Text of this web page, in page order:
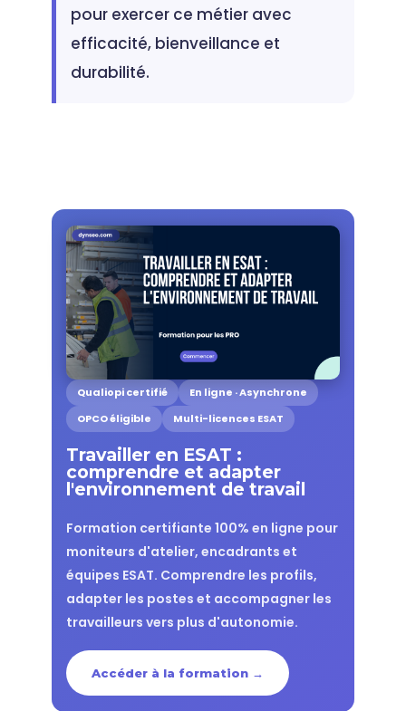
pour exercer ce métier avec
efficacité, bienveillance et
durabilité.
Qualiopi certifié
En ligne · Asynchrone
OPCO éligible
Multi-licences ESAT
Travailler en ESAT :
comprendre et adapter
l'environnement de travail
Formation certifiante 100% en ligne pour
moniteurs d'atelier, encadrants et
équipes ESAT. Comprendre les profils,
adapter les postes et accompagner les
travailleurs vers plus d'autonomie.
Accéder à la formation →